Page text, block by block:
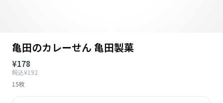
亀田のカレーせん 亀田製菓
¥178
税込¥192
15枚